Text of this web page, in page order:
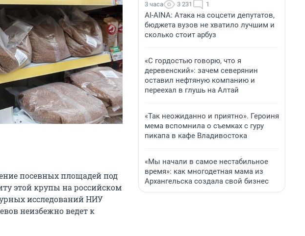
посевных площадей под
этой крупы на российском
исследований НИУ
неизбежно ведет к
3 часа 3 231 1
AI-AINA: Атака на соцсети депутатов,
бюджета вузов не хватило лучшим и
сколько стоит арбуз
«С гордостью говорю, что я
деревенский»: зачем северянин
оставил нефтяную компанию и
переехал в глушь на Алтай
«Так неожиданно и приятно». Героиня
мема вспомнила о съемках с гуру
пикапа в кафе Владивостока
«Мы начали в самое нестабильное
время»: как многодетная мама из
Архангельска создала свой бизнес